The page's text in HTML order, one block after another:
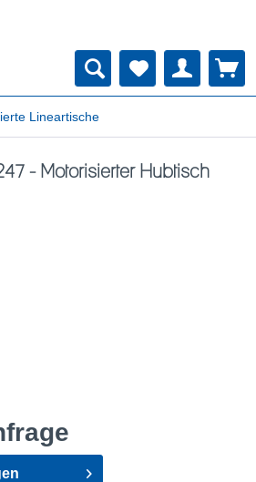
Lineartische
- Motorisierter Hubtisch